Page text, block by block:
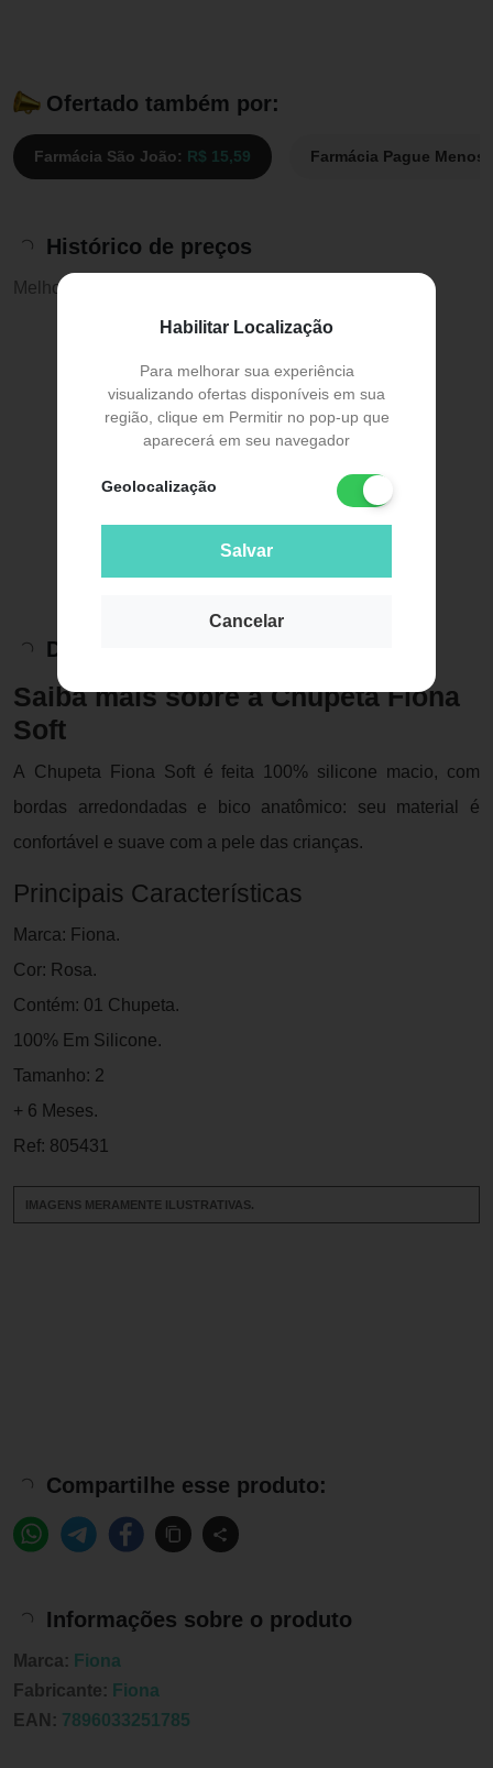
Habilitar Localização
Para melhorar sua experiência
visualizando ofertas disponíveis em sua
região, clique em Permitir no pop-up que
aparecerá em seu navegador
Geolocalização
Salvar
Cancelar
Ofertado também por:
Farmácia São João: R$ 15,59 Farmácia Pague
Histórico de preços
Melhor preço:
Descrição do Produto
Saiba mais sobre a Chupeta Fiona
Soft
A Chupeta Fiona Soft é feita 100% silicone macio, com
bordas arredondadas e bico anatômico: seu material é
confortável e suave com a pele das crianças.
Principais Características
Marca: Fiona.
Cor: Rosa.
Contém: 01 Chupeta.
100% Em Silicone.
Tamanho: 2
+ 6 Meses.
Ref: 805431
IMAGENS MERAMENTE ILUSTRATIVAS.
Compartilhe esse produto:
Informações sobre o produto
Marca: Fiona
Fabricante: Fiona
EAN: 7896033251785